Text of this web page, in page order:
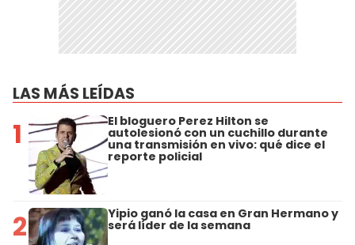
LAS MÁS LEÍDAS
1 El bloguero Perez Hilton se
autolesionó con un cuchillo durante
una transmisión en vivo: qué dice el
reporte policial
2 Yipio ganó la casa en Gran Hermano y
será líder de la semana